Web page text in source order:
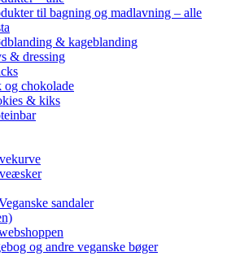
til bagning og madlavning – alle
& kageblanding
& dressing
chokolade
& kiks
sandaler
og andre veganske bøger